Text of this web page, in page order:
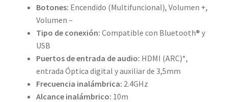
Botones: Encendido (Multifuncional), Volumen +,
Volumen –
Tipo de conexión: Compatible con Bluetooth® y
USB
Puertos de entrada de audio: HDMI (ARC)*,
entrada Óptica digital y auxiliar de 3,5mm
Frecuencia inalámbrica: 2.4GHz
Alcance inalámbrico: 10m